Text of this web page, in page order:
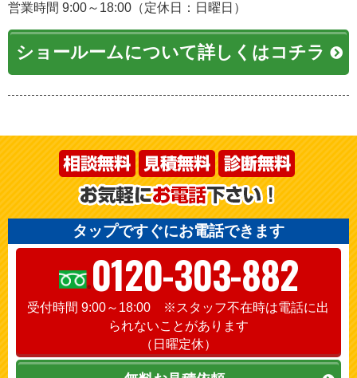
営業時間 9:00～18:00（定休日：日曜日）
ショールームについて詳しくはコチラ
タップですぐにお電話できます
0120-303-882
受付時間 9:00～18:00 ※スタッフ不在時は電話に出
られないことがあります
（日曜定休）